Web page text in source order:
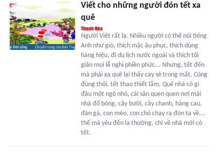
Viết cho những người đón tết xa
quê
Người Việt rất lạ. Nhiều người có thể nói tiếng
Anh như gió, thích mặc âu phục, thích dùng
hàng hiệu, đi du lịch nước ngoài và thích tối
giản mọi lễ nghi phiền phức... Nhưng, tết đến
mà phải xa quê lại thấy cay sè trong mắt. Cũng
đúng thôi, tết thao thiết lắm. Quê nhà có gì
đâu một ngõ nhỏ, cái sân quen quen nơi mái
nhà đổ bóng, cây bưởi, cây chanh, hàng cau,
đàn gà, con mèo, con chó chạy ra đón ta về...
thế mà yêu đến lạ thường, chỉ về nhà mới có
tết.